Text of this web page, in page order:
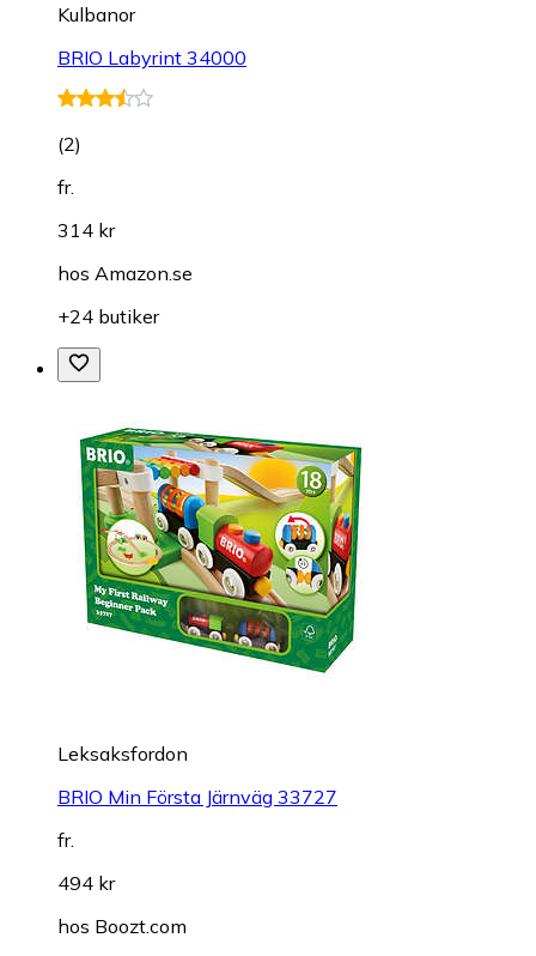
Kulbanor
BRIO Labyrint 34000
(2)
fr.
314 kr
hos Amazon.se
+24 butiker
Leksaksfordon
BRIO Min Första Järnväg 33727
fr.
494 kr
hos Boozt.com